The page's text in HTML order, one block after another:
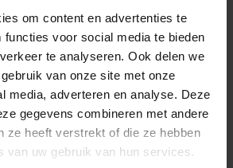
om content en advertenties te
functies voor social media te bieden
te analyseren. Ook delen we
van onze site met onze
media, adverteren en analyse. Deze
gegevens combineren met andere
ze heeft verstrekt of die ze hebben
van uw gebruik van hun services.
plaatsen Helmond